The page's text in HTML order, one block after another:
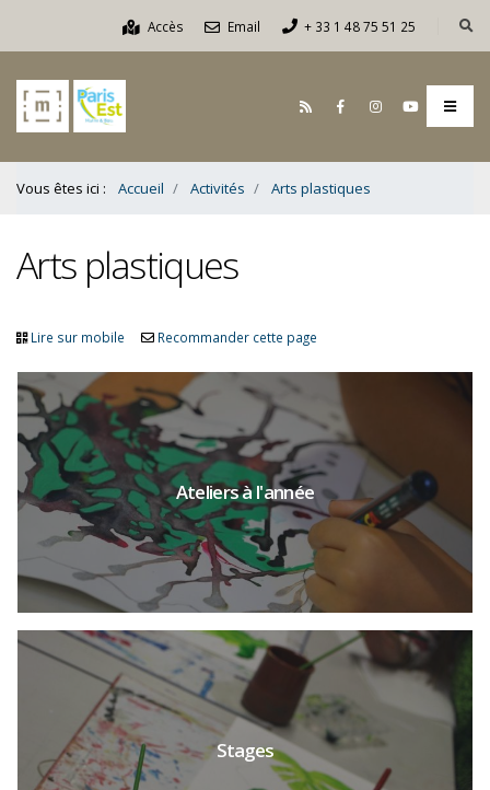
Accès Email + 33 1 48 75 51 25
Vous êtes ici : Accueil Activités Arts plastiques
Arts plastiques
Lire sur mobile Recommander cette page
Ateliers à l'année
Plus d'infos
Stages